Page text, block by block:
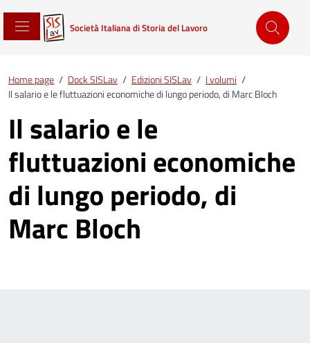
Società Italiana di Storia del Lavoro
Home page / Dock SISLav / Edizioni SISLav / I volumi /
Il salario e le fluttuazioni economiche di lungo periodo, di Marc Bloch
Il salario e le
fluttuazioni economiche
di lungo periodo, di
Marc Bloch